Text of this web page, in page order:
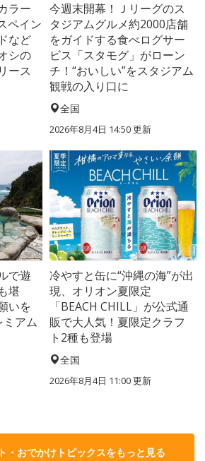
ラー
ペイン
など
シの
ース
今週末開幕！Ｊリーグのス
タジアムグルメ約2000店舗
をガイドする食べログサー
ビス「スタモグ」がローン
チ！“おいしい”をスタジアム
観戦の入り口に
全国
2026年8月4日 14:50更新
で遊
堪
いを
アム
冷やすと缶に“沖縄の海”が出
現、オリオン夏限定
「BEACH CHILL」が公式通
販で大人気！夏限定クラフ
ト2種も登場
全国
2026年8月4日 11:00更新
・おでかけトピックスをもっと見る